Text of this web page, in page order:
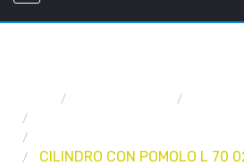
CILINDRO CON POMOLO L 70